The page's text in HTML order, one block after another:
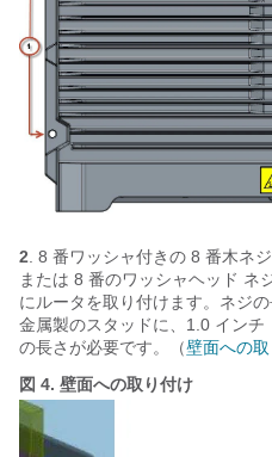
2. 8 番ワッシャ付きの 8 番木ネ
または 8 番のワッシャヘッド ネ
にルータを取り付けます。ネジ
金属製のスタッドに、1.0 イン
の長さが必要です。（壁面への
図 4. 壁面への取り付け